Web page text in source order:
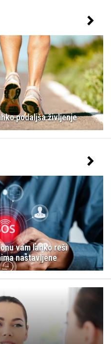
podaljša življenje
vam lahko reši
nastavljene